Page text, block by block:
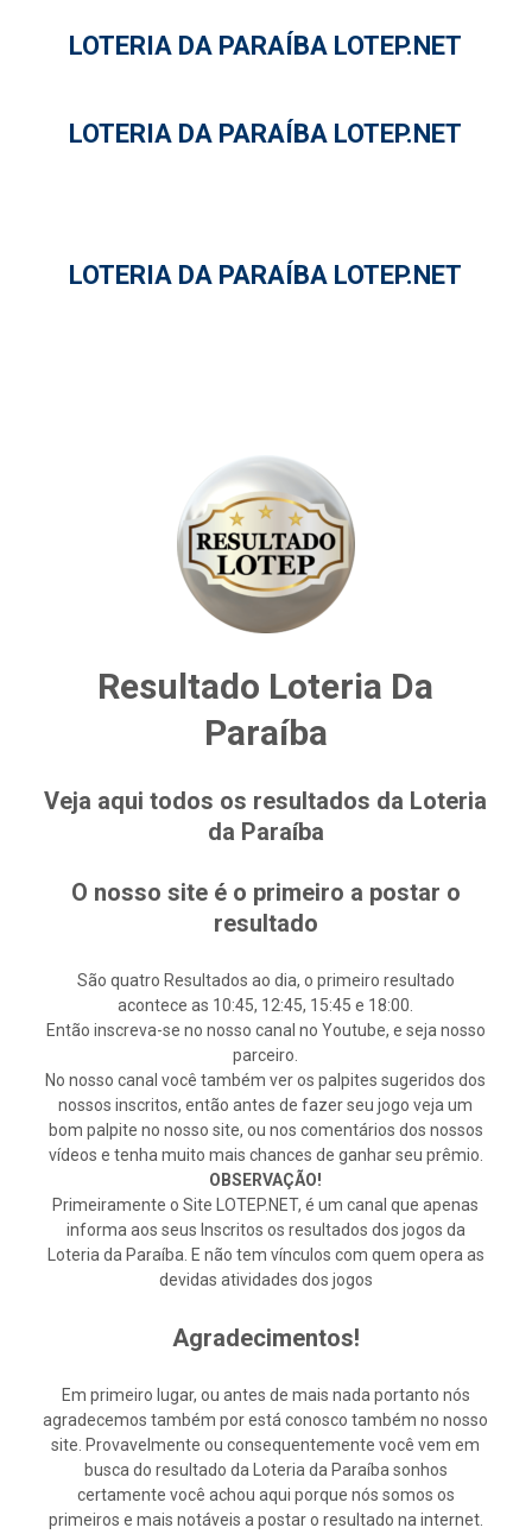
LOTERIA DA PARAÍBA LOTEP.NET
LOTERIA DA PARAÍBA LOTEP.NET
LOTERIA DA PARAÍBA LOTEP.NET
Resultado Loteria Da
Paraíba
Veja aqui todos os resultados da Loteria
da Paraíba
O nosso site é o primeiro a postar o
resultado
São quatro Resultados ao dia, o primeiro resultado
acontece as 10:45, 12:45, 15:45 e 18:00.
Então inscreva-se no nosso canal no Youtube, e seja nosso
parceiro.
No nosso canal você também ver os palpites sugeridos dos
nossos inscritos, então antes de fazer seu jogo veja um
bom palpite no nosso site, ou nos comentários dos nossos
vídeos e tenha muito mais chances de ganhar seu prêmio.
OBSERVAÇÃO!
Primeiramente o Site LOTEP.NET, é um canal que apenas
informa aos seus Inscritos os resultados dos jogos da
Loteria da Paraíba. E não tem vínculos com quem opera as
devidas atividades dos jogos
Agradecimentos!
Em primeiro lugar, ou antes de mais nada portanto nós
agradecemos também por está conosco também no nosso
site. Provavelmente ou consequentemente você vem em
busca do resultado da Loteria da Paraíba sonhos
certamente você achou aqui porque nós somos os
primeiros e mais notáveis a postar o resultado na internet.